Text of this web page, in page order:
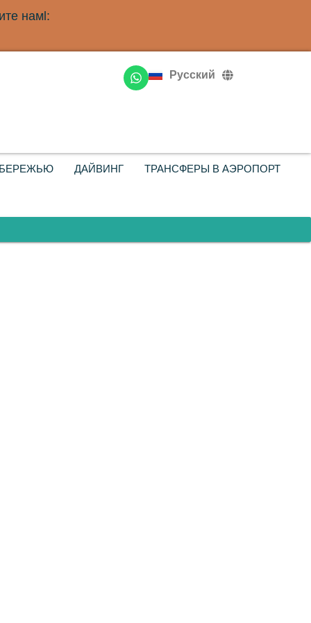
намl:
Русский
English
Français
ДАЙВИНГ ТРАНСФЕРЫ В АЭРОПОРТ